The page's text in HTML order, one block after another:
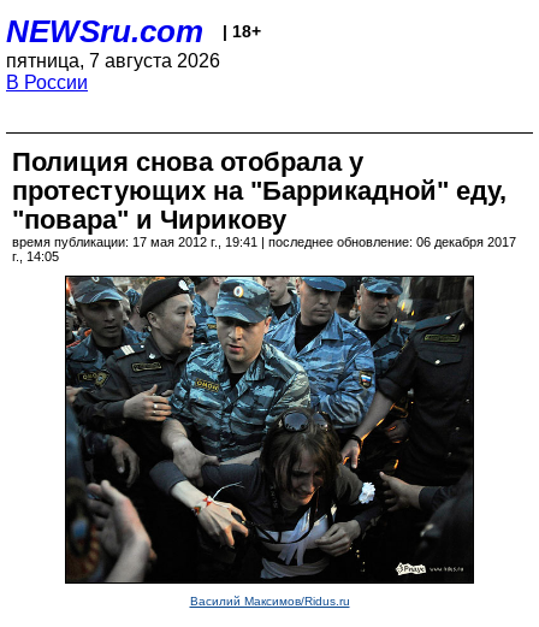
NEWSru.com | 18+
пятница, 7 августа 2026
В России
Полиция снова отобрала у
протестующих на "Баррикадной" еду,
"повара" и Чирикову
время публикации: 17 мая 2012 г., 19:41 | последнее обновление: 06 декабря 2017
г., 14:05
Василий Максимов/Ridus.ru